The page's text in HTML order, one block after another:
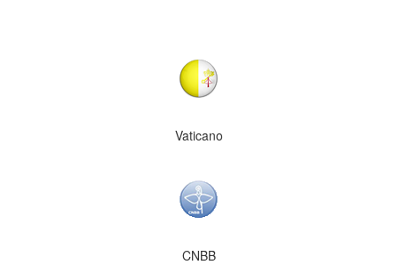
Vaticano
CNBB